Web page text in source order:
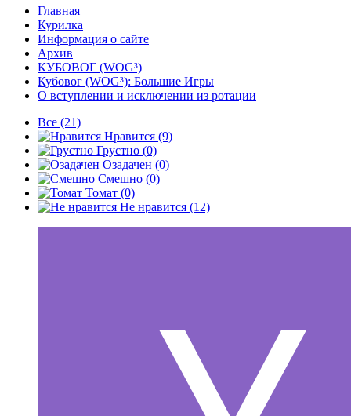
Главная
Курилка
Информация о сайте
Архив
КУБОВОГ (WOG³)
Кубовог (WOG³): Большие Игры
О вступлении и исключении из ротации
Все (21)
Нравится (9)
Грустно (0)
Озадачен (0)
Смешно (0)
Томат (0)
Не нравится (12)